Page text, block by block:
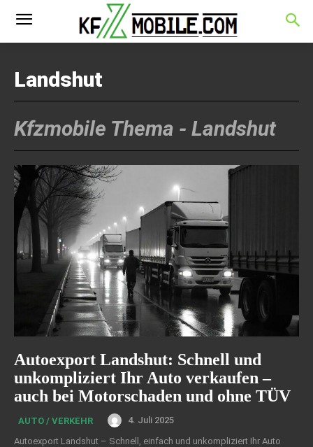
Landshut
Kfzmobile Thema - Landshut
Autoexport Landshut: Schnell und
unkompliziert Ihr Auto verkaufen –
auch bei Motorschaden und ohne TÜV
AUTO / VERKEHR
4. Juli 2025
Autoexport Landshut – Schnell, einfach und unkompliziert Ihr Auto